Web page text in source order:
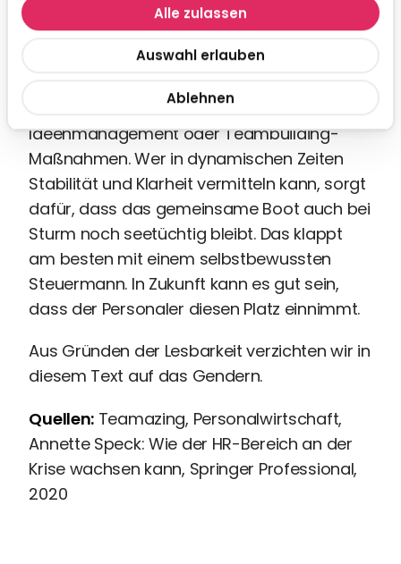
Alle zulassen
Auswahl erlauben
Ablehnen
Kollegen und nicht von der HR-Abteilung
oder der Unternehmensführung, kann ein
starker Vertrauensverlust die Folge sein. Die
beispielsweise durch gutes
Ideenmanagement oder Teambuilding-
Maßnahmen. Wer in dynamischen Zeiten
Stabilität und Klarheit vermitteln kann, sorgt
dafür, dass das gemeinsame Boot auch bei
Sturm noch seetüchtig bleibt. Das klappt
am besten mit einem selbstbewussten
Steuermann. In Zukunft kann es gut sein,
dass der Personaler diesen Platz einnimmt.
Aus Gründen der Lesbarkeit verzichten wir in
diesem Text auf das Gendern.
Quellen: Teamazing, Personalwirtschaft,
Annette Speck: Wie der HR-Bereich an der
Krise wachsen kann, Springer Professional,
2020